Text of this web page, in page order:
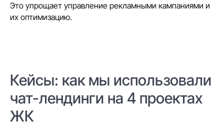
Это упрощает управление рекламными кампаниями и
их оптимизацию.
Кейсы: как мы использовали
чат-лендинги на 4 проектах
ЖК